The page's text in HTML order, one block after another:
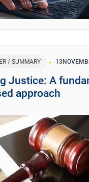
/ SUMMARY 13
Justice: A
approach